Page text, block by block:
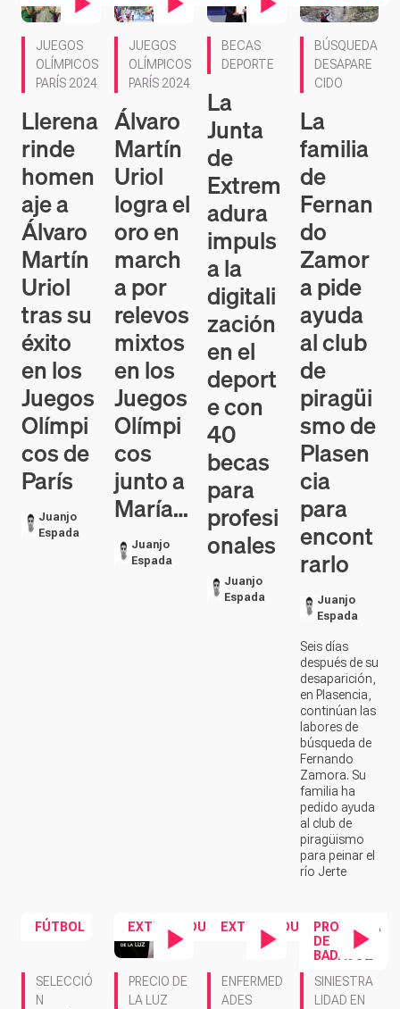
JUEGOS
OLÍMPICOS
PARÍS 2024
Llerena
rinde
homen
aje a
Álvaro
Martín
Uriol
tras su
éxito
en los
Juegos
Olímpi
cos de
París
Juanjo
Espada
JUEGOS
OLÍMPICOS
PARÍS 2024
Álvaro
Martín
Uriol
logra el
oro en
march
a por
relevos
mixtos
en los
Juegos
Olímpi
cos
junto a
María…
Juanjo
Espada
BECAS
DEPORTE
La
Junta
de
Extrem
adura
impuls
a la
digitali
zación
en el
deport
e con
40
becas
para
profesi
onales
Juanjo
Espada
BÚSQUEDA
DESAPARE
CIDO
La
familia
de
Fernan
do
Zamor
a pide
ayuda
al club
de
piragüi
smo de
Plasen
cia
para
encont
rarlo
Juanjo
Espada
Seis días
después de su
desaparición,
en Plasencia,
continúan las
labores de
búsqueda de
Fernando
Zamora. Su
familia ha
pedido ayuda
al club de
piragüismo
para peinar el
río Jerte
FÚTBOL
SELECCIÓ
N
EXTREMADURA
PRECIO DE
LA LUZ
EXTREMADURA
ENFERMED
ADES
PROVINCIA
DE
BADAJOZ
SINIESTRA
LIDAD EN